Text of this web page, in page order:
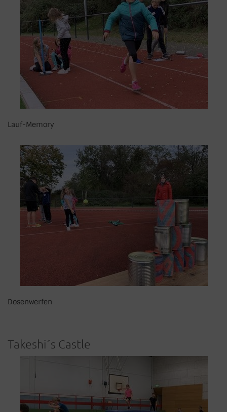
Lauf-Memory
Dosenwerfen
Takeshi´s Castle